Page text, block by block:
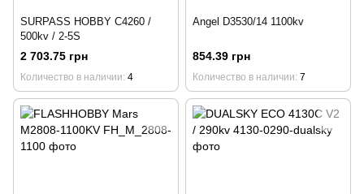
SURPASS HOBBY C4260 /
500kv / 2-5S
2 703.75 грн
Количество в наличии 4
Angel D3530/14 1100kv
854.39 грн
Количество в наличии 7